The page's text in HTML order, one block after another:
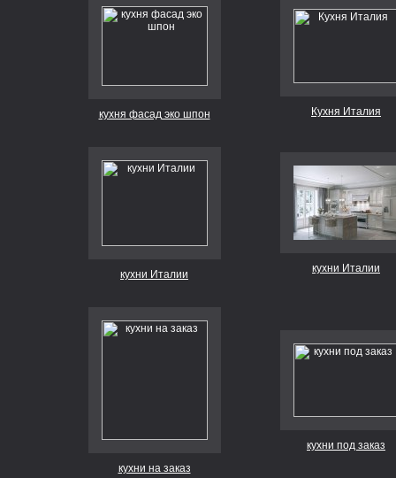
кухня фасад эко шпон Кухня Италия
кухни Италии кухни Италии
кухни на заказ
кухни под заказ